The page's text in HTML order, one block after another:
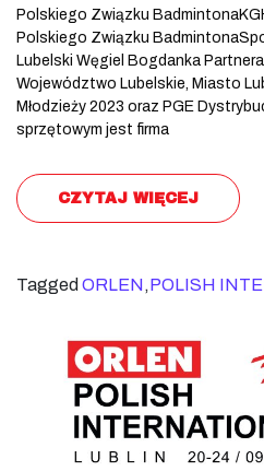
Polskiego Związku
Polskiego Związku
Lubelski Węgiel Bogdanka
Województwo Lubelskie, Miasto
Młodzieży 2023 oraz PGE
sprzętowym jest firma
CZYTAJ WIĘCEJ
Tagged ORLEN,POLISH